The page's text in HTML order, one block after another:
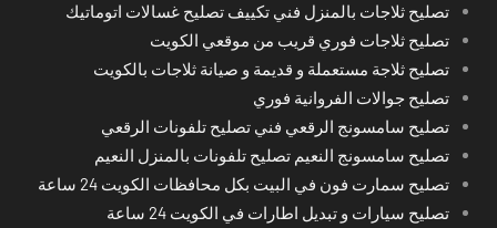
تصليح ثلاجات بالمنزل فني تكييف تصليح غسالات اتوماتيك
تصليح ثلاجات فوري قريب من موقعي الكويت
تصليح ثلاجة مستعملة و قديمة و صيانة ثلاجات بالكويت
تصليح جوالات الفروانية فوري
تصليح سامسونج الرقعي فني تصليح تلفونات الرقعي
تصليح سامسونج النعيم تصليح تلفونات بالمنزل النعيم
تصليح سمارت فون في البيت بكل محافظات الكويت 24 ساعة
تصليح سيارات و تبديل اطارات في الكويت 24 ساعة